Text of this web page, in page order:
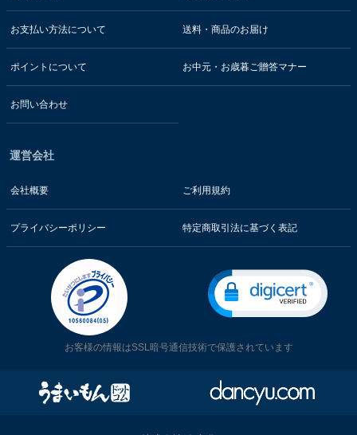
お支払い方法について 送料・商品のお届け
ポイントについて お中元・お歳暮ご贈答マナー
お問い合わせ
運営会社
会社概要 ご利用規約
プライバシーポリシー 特定商取引法に基づく表記
お客様の情報はSSL暗号通信技術で保護されています